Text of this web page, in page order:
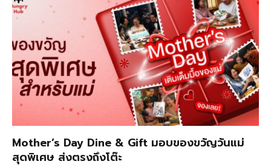
Mother’s Day Dine & Gift มอบของขวัญวันแม่
สุดพิเศษ ส่งตรงถึงโต๊ะ